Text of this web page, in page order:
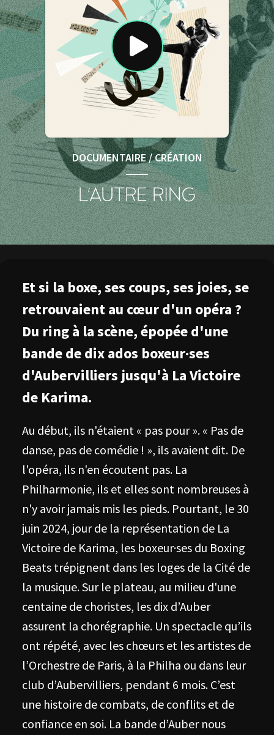
DOCUMENTAIRE / CRÉATION
L'AUTRE RING
Et si la boxe, ses coups, ses joies, se
retrouvaient au cœur d'un opéra ?
Du ring à la scène, épopée d'une
bande de dix ados boxeur·ses
d'Aubervilliers jusqu'à La Victoire
de Karima.
Au début, ils n'étaient « pas pour ». « Pas de
danse, pas de comédie ! », ils avaient dit. De
l'opéra, ils n'en écoutent pas. La
Philharmonie, ils et elles sont nombreuses à
n'y avoir jamais mis les pieds. Pourtant, le 30
juin 2024, jour de la représentation de La
Victoire de Karima, les boxeur·ses du Boxing
Beats trépignent dans les loges de la Cité de
la musique. Sur le plateau, au milieu d'une
centaine de choristes, les dix d’Auber
assurent la chorégraphie. Un spectacle qu’ils
ont répété, avec les chœurs et les artistes de
l’Orchestre de Paris, à la Philha ou dans leur
club d’Aubervilliers, pendant 6 mois. C’est
une histoire de combats, de conflits et de
confiance en soi. La bande d’Auber nous